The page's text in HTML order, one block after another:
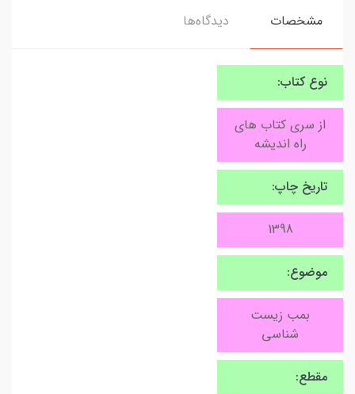
مشخصات دیدگاه‌ها
نوع کتاب:
از سری کتاب های
راه اندیشه
تاریخ چاپ:
1398
موضوع:
بمب زیست
شناسی
مقطع: